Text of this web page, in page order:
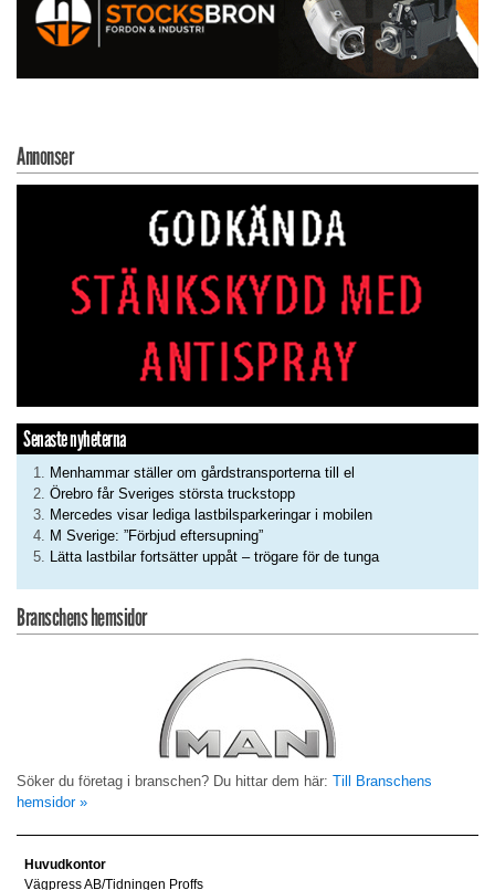
Annonser
Senaste nyheterna
Menhammar ställer om gårdstransporterna till el
Örebro får Sveriges största truckstopp
Mercedes visar lediga lastbilsparkeringar i mobilen
M Sverige: ”Förbjud eftersupning”
Lätta lastbilar fortsätter uppåt – trögare för de tunga
Branschens hemsidor
Söker du företag i branschen? Du hittar dem här: Till Branschens
hemsidor »
Huvudkontor
Vägpress AB/Tidningen Proffs